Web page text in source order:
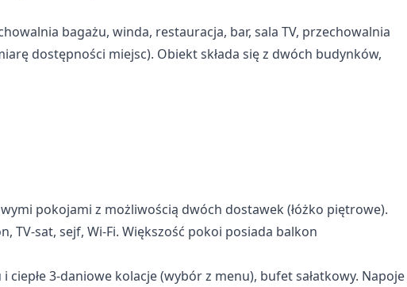
bagażu, winda, restauracja, bar, sala TV, przechowalnia
dostępności miejsc). Obiekt składa się z dwóch budynków,
pokojami z możliwością dwóch dostawek (łóżko piętrowe).
TV-sat, sejf, Wi-Fi. Większość pokoi posiada balkon
3-daniowe kolacje (wybór z menu), bufet sałatkowy.